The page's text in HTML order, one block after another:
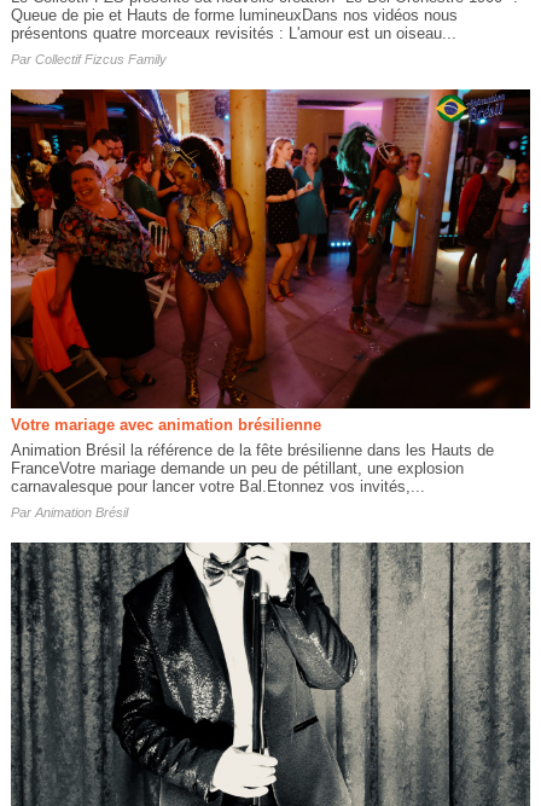
Queue de pie et Hauts de forme lumineuxDans nos vidéos nous
présentons quatre morceaux revisités : L'amour est un oiseau...
Par Collectif Fizcus Family
Votre mariage avec animation brésilienne
Animation Brésil la référence de la fête brésilienne dans les Hauts de
FranceVotre mariage demande un peu de pétillant, une explosion
carnavalesque pour lancer votre Bal.Etonnez vos invités,...
Par Animation Brésil